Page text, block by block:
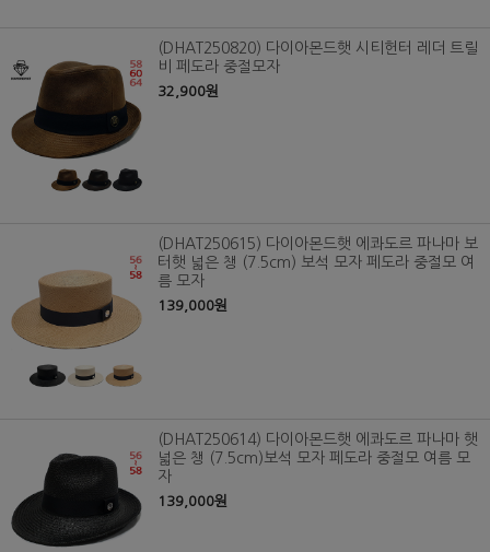
(DHAT250820) 다이아몬드햇 시티헌터 레더 트릴
비 페도라 중절모자
32,900원
(DHAT250615) 다이아몬드햇 에콰도르 파나마 보
터햇 넓은 챙 (7.5cm) 보석 모자 페도라 중절모 여
름 모자
139,000원
(DHAT250614) 다이아몬드햇 에콰도르 파나마 햇
넓은 챙 (7.5cm)보석 모자 페도라 중절모 여름 모
자
139,000원